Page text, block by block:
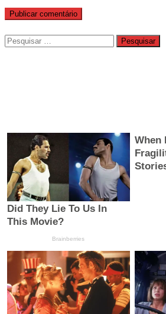
Pesquisar
por: